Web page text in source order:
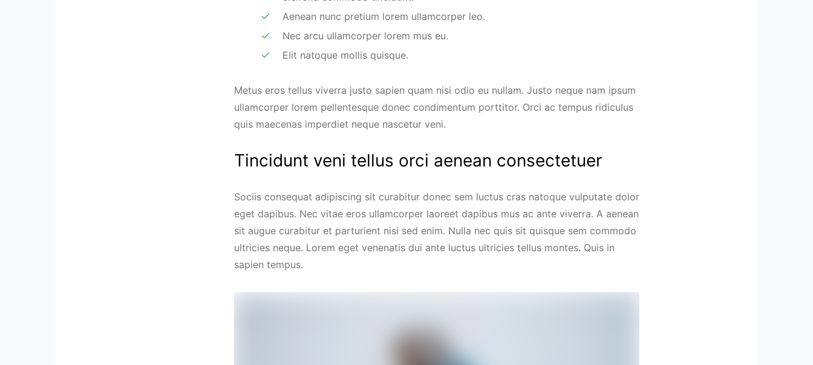
Aenean nunc pretium lorem ullamcorper leo.
Nec arcu ullamcorper lorem mus eu.
Elit natoque mollis quisque.
Metus eros tellus viverra justo sapien quam nisi odio eu nullam. Justo neque nam ipsum
ullamcorper lorem pellentesque donec condimentum porttitor. Orci ac tempus ridiculus
quis maecenas imperdiet neque nascetur veni.
Tincidunt veni tellus orci aenean consectetuer
Sociis consequat adipiscing sit curabitur donec sem luctus cras natoque vulputate dolor
eget dapibus. Nec vitae eros ullamcorper laoreet dapibus mus ac ante viverra. A aenean
sit augue curabitur et parturient nisi sed enim. Nulla nec quis sit quisque sem commodo
ultricies neque. Lorem eget venenatis dui ante luctus ultricies tellus montes. Quis in
sapien tempus.